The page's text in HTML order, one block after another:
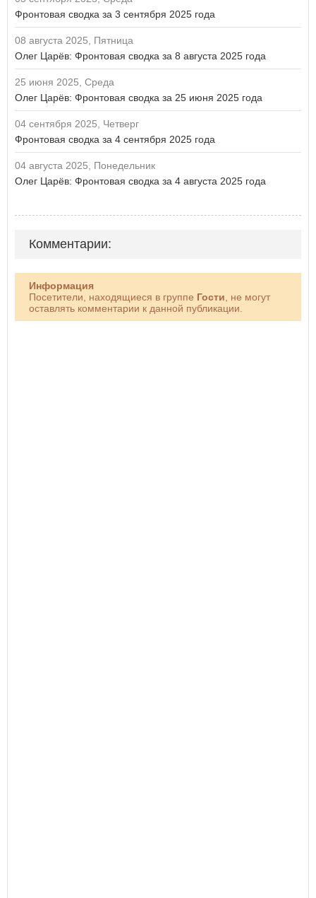
Фронтовая сводка за 3 сентября 2025 года
08 августа 2025, Пятница
Олег Царёв: Фронтовая сводка за 8 августа 2025 года
25 июня 2025, Среда
Олег Царёв: Фронтовая сводка за 25 июня 2025 года
04 сентября 2025, Четверг
Фронтовая сводка за 4 сентября 2025 года
04 августа 2025, Понедельник
Олег Царёв: Фронтовая сводка за 4 августа 2025 года
Комментарии:
Информация
Посетители, находящиеся в группе Гости , не могут
оставлять комментарии к данной публикации.